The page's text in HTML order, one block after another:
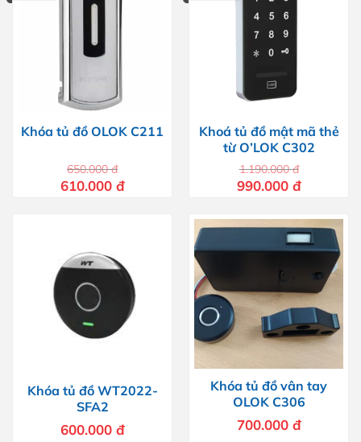
Khóa tủ đồ OLOK C211
650.000đ
Giá
gốc
610.000 đGiá
hiện
Khoá tủ đồ mật mã thẻ
từ O’LOK C302
1.190.000đ
Giá
gốc
990.000 đGiá
hiện
990.000 đ.
Khóa tủ đồ WT2022-
SFA2
600.000 đ
Khóa tủ đồ vân tay
OLOK C306
700.000 đ